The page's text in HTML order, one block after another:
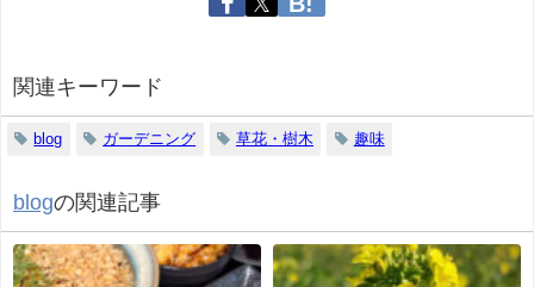
関連キーワード
blog ガーデニング 草花・樹木 趣味
blogの関連記事